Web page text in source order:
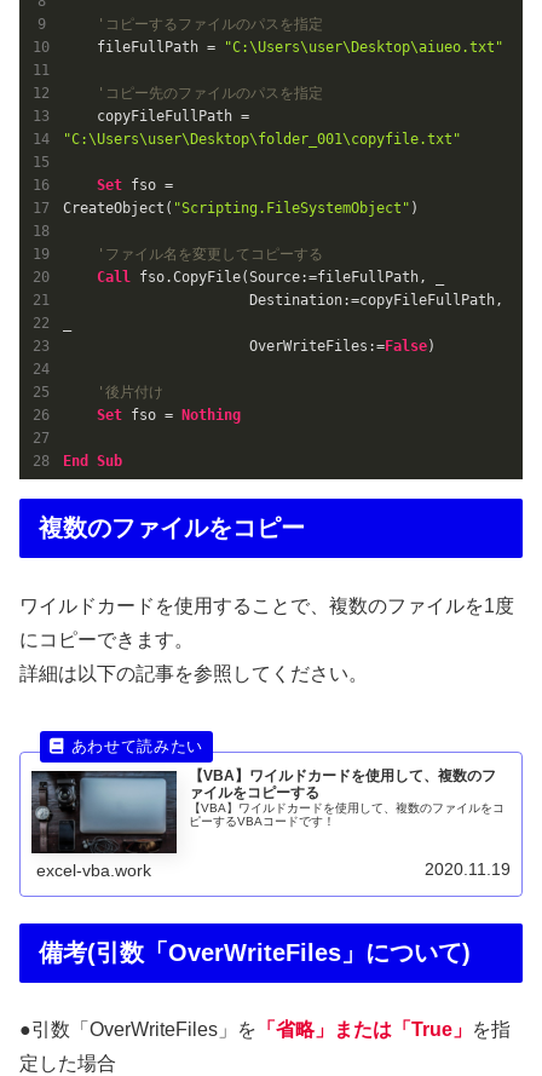
'コピーするファイルのパスを指定
    fileFullPath =
"C:\Users\user\Desktop\aiueo.txt"
'コピー先のファイルのパスを指定
"C:\Users\user\Desktop\folder_001\copyfile.txt"
Set fso =
CreateObject( "Scripting.FileSystemObject" )
'ファイル名を変更してコピーする
Call
fso.CopyFile(Source:=fileFullPath, _
                      OverWriteFiles:=
False)
'後片付け
Set fso = Nothing
End Sub
複数のファイルをコピー
ワイルドカードを使用することで、複数のファイルを1度
にコピーできます。
詳細は以下の記事を参照してください。
【VBA】ワイルドカードを使用して、複数のフ
ァイルをコピーする
【VBA】ワイルドカードを使用して、複数のファイルをコ
ピーするVBAコードです！
excel-vba.work 2020.11.19
備考(引数「OverWriteFiles」について)
●引数「OverWriteFiles」を 「省略」または「True」 を指
定した場合